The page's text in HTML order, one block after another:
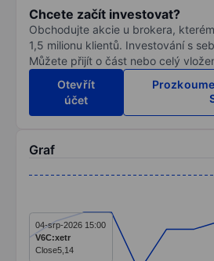
Chcete začít investovat?
Obchodujte akcie u brokera,
1,5 milionu klientů. Investování s
Můžete přijít o část nebo celý
Otevřít
účet
Graf
The chart has 1 X axis
The chart has 1 Y axis
04-srp-2026 15:00
V6C:xetr
Close5,14